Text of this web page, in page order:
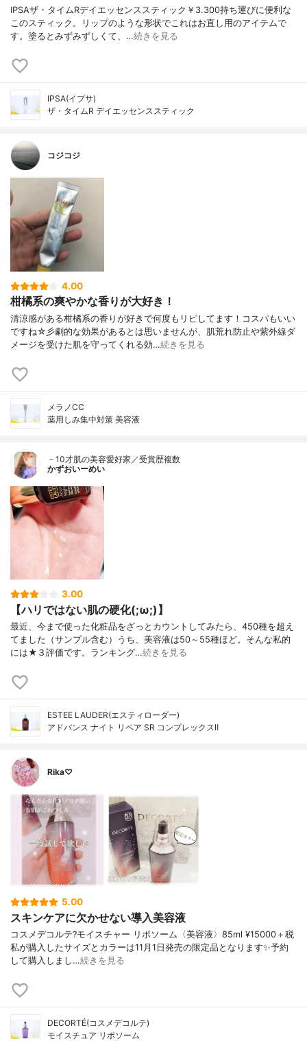
IPSAザ・タイムRデイエッセンススティック￥3.300持ち運びに便利な
このスティック。リップのような形状でこれはお直し用のアイテムで
す。塗るとみずみずしくて、…続きを見る
IPSA(イプサ)
ザ・タイムR デイエッセンススティック
コジコジ
4.00
柑橘系の爽やかな香りが大好き！
清涼感がある柑橘系の香りが好きで何度もリピしてます！コスパもいい
ですね☆彡劇的な効果があるとは思いませんが、肌荒れ防止や紫外線ダ
メージを受けた肌を守ってくれる効…続きを見る
メラノCC
薬用しみ集中対策 美容液
－10才肌の美容愛好家／受賞歴複数
かずおいーめい
3.00
【ハリではない肌の硬化(;ω;)】
最近、今まで使った化粧品をざっとカウントしてみたら、450種を超え
てました（サンプル含む）うち、美容液は50～55種ほど。そんな私的
には★３評価です。ランキング…続きを見る
ESTEE LAUDER(エスティローダー)
アドバンス ナイト リペア SR コンプレックスⅡ
Rika♡
5.00
スキンケアに欠かせない導入美容液
コスメデコルテ?モイスチャー リポソーム〈美容液〉85ml ¥15000＋税
私が購入したサイズとカラーは11月1日発売の限定品となります✨予約
して購入しまし…続きを見る
DECORTÉ(コスメデコルテ)
モイスチュア リポソーム